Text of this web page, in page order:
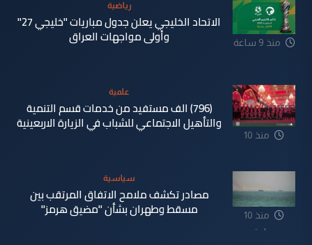
منذ 9 ساعة
رياضية
الاتحاد الخليجي يعلن جدول مباريات "خليجي 27"
وأولى مواجهات العراق
منذ 10
علمية
(796) الف مستفيد من خدمات قسم التنمية
والتأهيل الاجتماعي للشباب في الزيارة الاربعينية
منذ 10
ساعة
سياسية
مصادر تكشف ملامح الاتفاق المرتقب بين
مسقط وطهران بشأن "مضيق هرمز"